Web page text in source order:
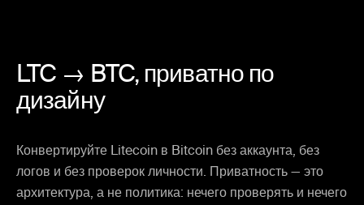
LTC → BTC, приватно по
дизайну
Конвертируйте Litecoin в Bitcoin без аккаунта, без
логов и без проверок личности. Приватность — это
архитектура, а не политика: нечего проверять и нечего